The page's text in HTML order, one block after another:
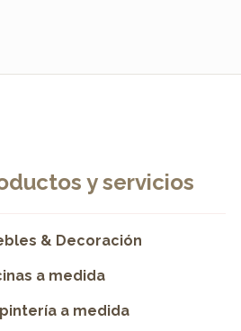
y servicios
& Decoración
a medida
a medida